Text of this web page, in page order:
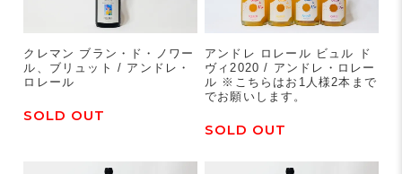
クレマン ブラン・ド・ノワー
ル、ブリュット / アンドレ・
ロレール
SOLD OUT
アンドレ ロレール ビュル ド
ヴィ2020 / アンドレ・ロレー
ル ※こちらはお1人様2本まで
でお願いします。
SOLD OUT